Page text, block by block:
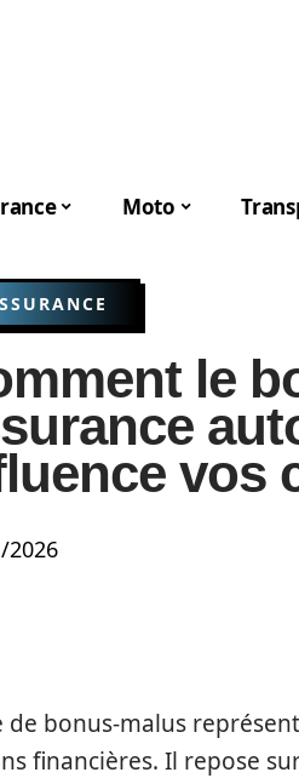
Moto
le
vos
2026
de bonus-malus
financières. Il repose